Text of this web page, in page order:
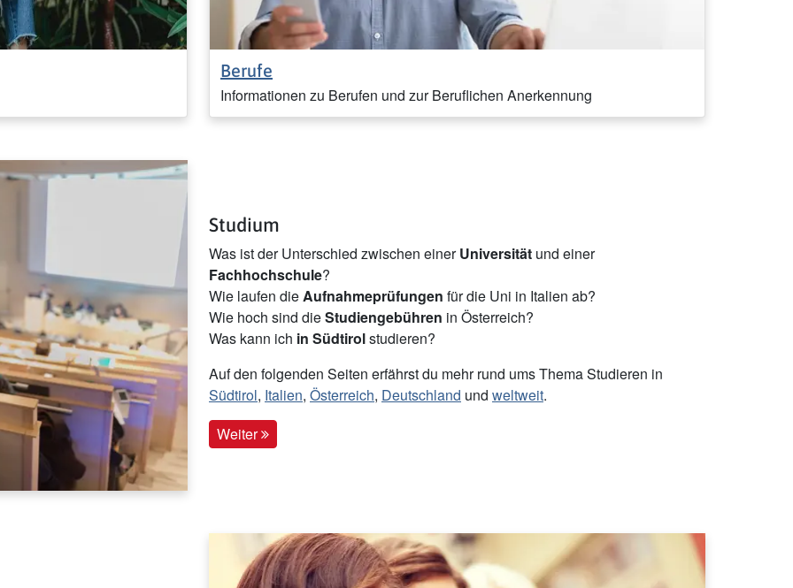
Berufe
Informationen zu Berufen und zur Beruflichen Anerkennung
Studium
Was ist der Unterschied zwischen einerUniversität und einer
Fachhochschule?
Wie laufen dieAufnahmeprüfungen für die Uni in Italien ab?
Wie hoch sind dieStudiengebühren in Österreich?
Was kann ich in Südtirolstudieren?
Auf den folgenden Seiten erfährst du mehr rund ums Thema Studieren in
Südtirol, Italien, Österreich, Deutschland und weltweit.
Weiter